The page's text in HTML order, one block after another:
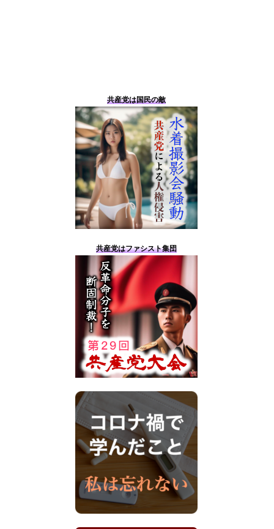
共産党は国民の敵
共産党はファシスト集団